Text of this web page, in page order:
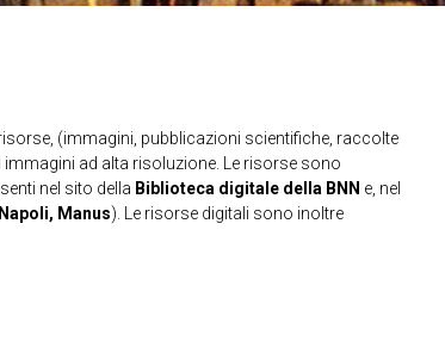
(immagini, pubblicazioni scientifiche, raccolte
ad alta risoluzione. Le risorse sono
nel sito della Biblioteca digitale della BNN e, nel
Manus). Le risorse digitali sono inoltre